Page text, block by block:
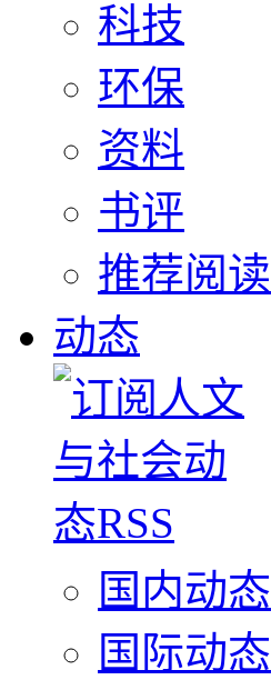
科技
环保
资料
书评
推荐阅读
动态
国内动态
国际动态